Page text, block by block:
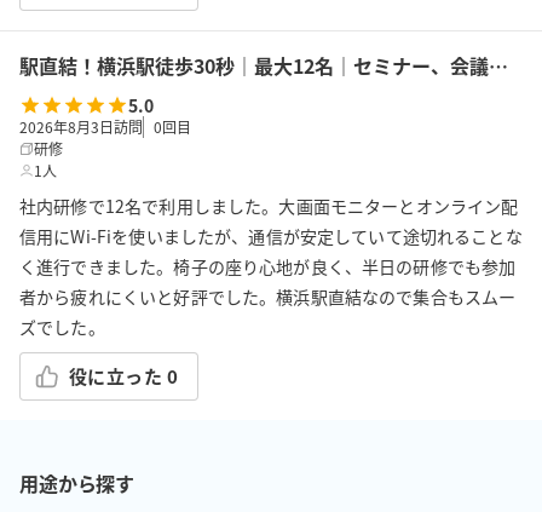
駅直結！横浜駅徒歩30秒｜最大12名｜セミナー、会議の利用に最適！エキニア横浜｜5階ハマポート「ミント」
5.0
2026年8月3日訪問 0回目
研修
1人
社内研修で12名で利用しました。大画面モニターとオンライン配
信用にWi-Fiを使いましたが、通信が安定していて途切れることな
く進行できました。椅子の座り心地が良く、半日の研修でも参加
者から疲れにくいと好評でした。横浜駅直結なので集合もスムー
ズでした。
役に立った 0
用途から探す